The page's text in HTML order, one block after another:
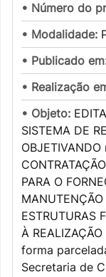
• Número do
• Modalidade:
• Publicado
• Realização
• Objeto:
SISTEMA DE
PARA O
ESTRUTURAS
À
forma
Secretaria de